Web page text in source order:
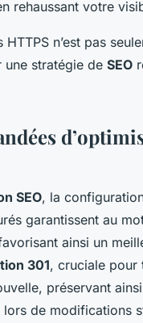
rehaussant votre
n’est pas
stratégie de SEO
SEO, la
garantissent au
ainsi un
301, cruciale pour
préservant
de modifications